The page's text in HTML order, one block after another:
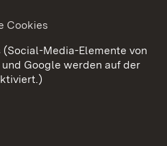
Cookies
Cookies
Media-Elemente von
Google werden auf der